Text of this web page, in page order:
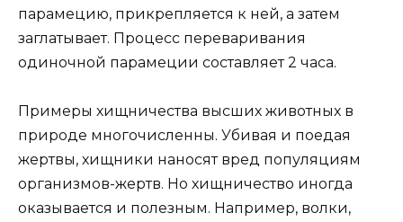
парамецию, прикрепляется к ней, а затем
заглатывает. Процесс переваривания
одиночной парамеции составляет 2 часа.
Примеры хищничества высших животных в
природе многочисленны. Убивая и поедая
жертвы, хищники наносят вред популяциям
организмов-жертв. Но хищничество иногда
оказывается и полезным. Например, волки,